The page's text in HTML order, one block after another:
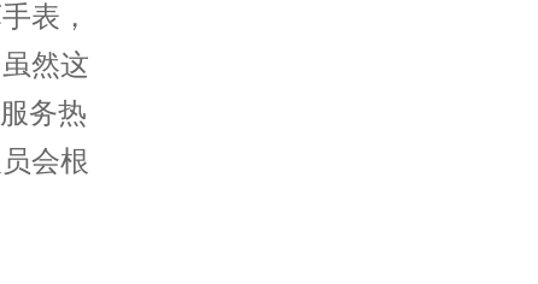
表，
然这
务热
会根